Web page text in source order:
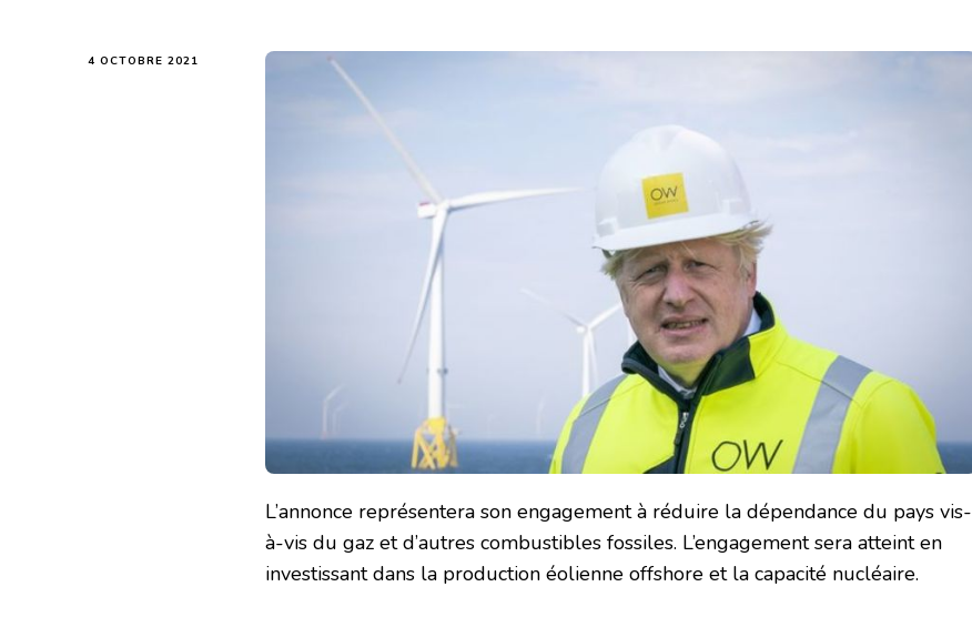
4 OCTOBRE 2021
L’annonce représentera son engagement à réduire la dépendance du pays vis-
à-vis du gaz et d’autres combustibles fossiles. L’engagement sera atteint en
investissant dans la production éolienne offshore et la capacité nucléaire.